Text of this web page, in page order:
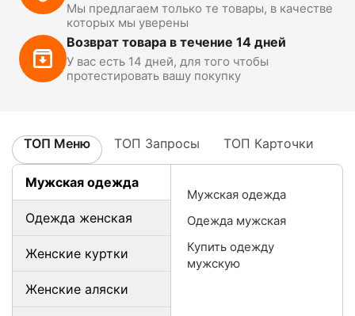
Мы предлагаем только те товары, в качестве
которых мы уверены
Возврат товара в течение 14 дней
У вас есть 14 дней, для того чтобы
протестировать вашу покупку
ТОП Меню ТОП Запросы ТОП Карточки
Мужская одежда
Одежда женская
Женские куртки
Женские аляски
Мужская одежда
Одежда мужская
Купить одежду
мужскую